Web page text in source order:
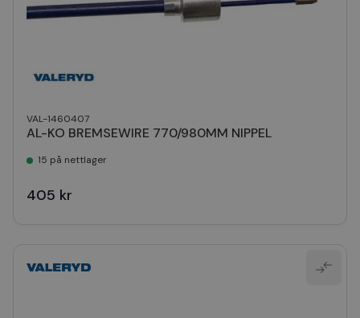
VAL-1460407
AL-KO BREMSEWIRE 770/980MM NIPPEL
15 på nettlager
405 kr